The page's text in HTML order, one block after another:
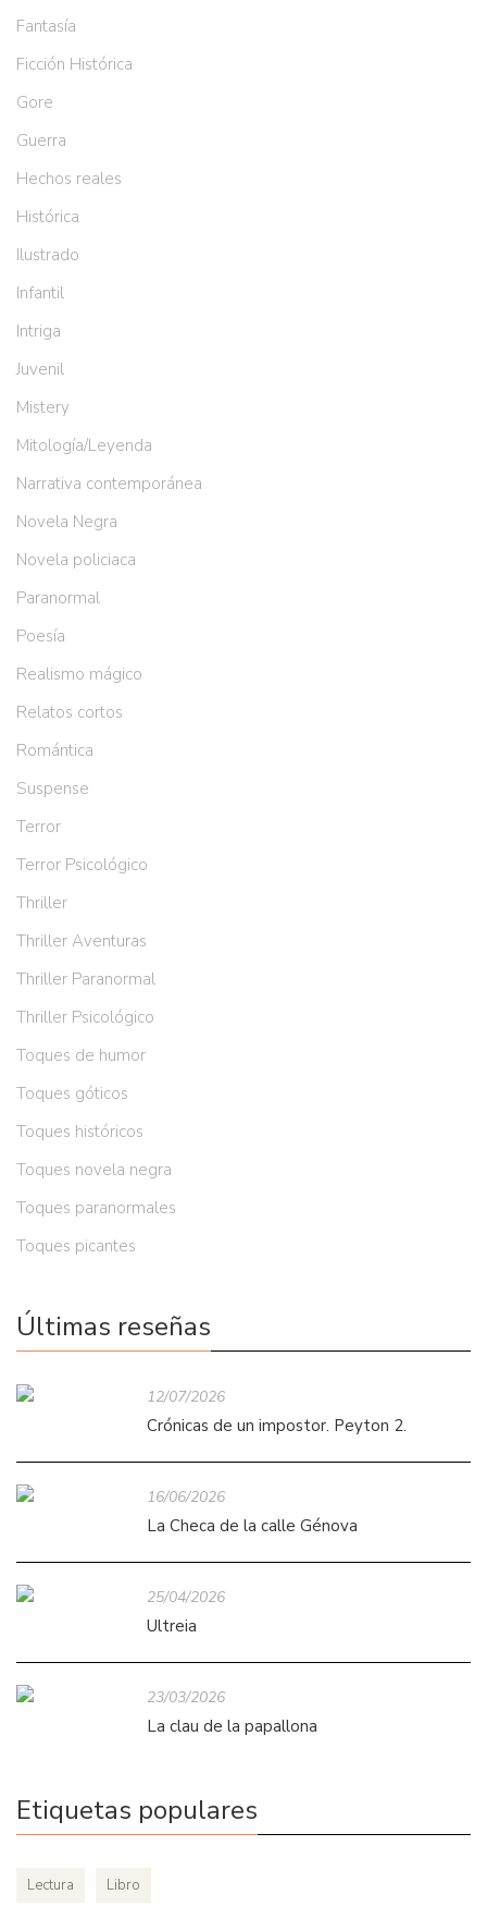
Fantasía
Ficción Histórica
Gore
Guerra
Hechos reales
Histórica
Ilustrado
Infantil
Intriga
Juvenil
Mistery
Mitología/Leyenda
Narrativa contemporánea
Novela Negra
Novela policiaca
Paranormal
Poesía
Realismo mágico
Relatos cortos
Romántica
Suspense
Terror
Terror Psicológico
Thriller
Thriller Aventuras
Thriller Paranormal
Thriller Psicológico
Toques de humor
Toques góticos
Toques históricos
Toques novela negra
Toques paranormales
Toques picantes
Últimas reseñas
12/07/2026
Crónicas de un impostor. Peyton 2.
16/06/2026
La Checa de la calle Génova
25/04/2026
Ultreia
23/03/2026
La clau de la papallona
Etiquetas populares
Lectura Libro